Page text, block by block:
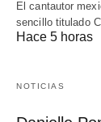
El cantautor
sencillo titulado
Hace 5 horas
NOTICIAS